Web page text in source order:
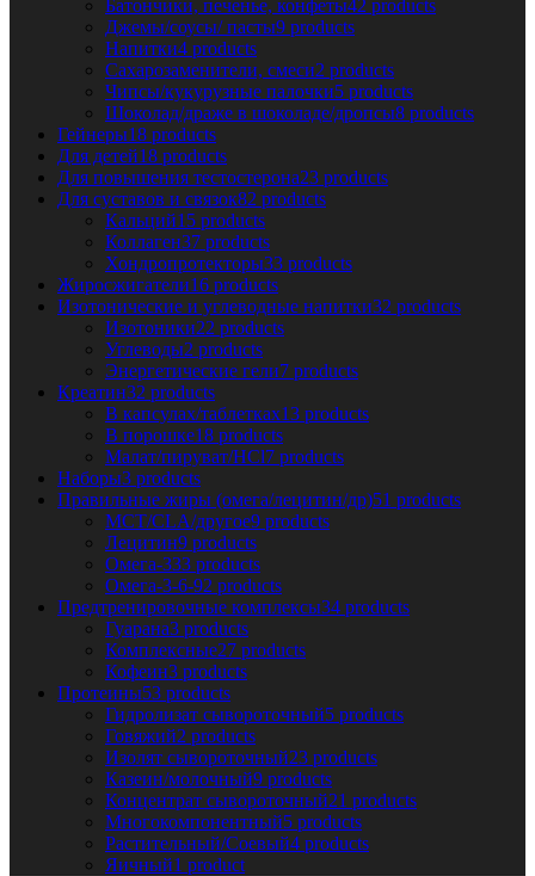
Батончики, печенье, конфеты42 products
Джемы/соусы/ пасты9 products
Напитки4 products
Сахарозаменители, смеси2 products
Чипсы/кукурузные палочки5 products
Шоколад/драже в шоколаде/дропсы8 products
Гейнеры18 products
Для детей18 products
Для повышения тестостерона23 products
Для суставов и связок82 products
Кальций15 products
Коллаген37 products
Хондропротекторы33 products
Жиросжигатели16 products
Изотонические и углеводные напитки32 products
Изотоники22 products
Углеводы2 products
Энергетические гели7 products
Креатин32 products
В капсулах/таблетках13 products
В порошке18 products
Малат/пируват/HCl7 products
Наборы3 products
Правильные жиры (омега/лецитин/др)51 products
MCT/CLA/другое9 products
Лецитин9 products
Омега-333 products
Омега-3-6-92 products
Предтренировочные комплексы34 products
Гуарана3 products
Комплексные27 products
Кофеин3 products
Протеины53 products
Гидролизат сывороточный5 products
Говяжий2 products
Изолят сывороточный23 products
Казеин/молочный9 products
Концентрат сывороточный21 products
Многокомпонентный5 products
Растительный/Соевый4 products
Яичный1 product